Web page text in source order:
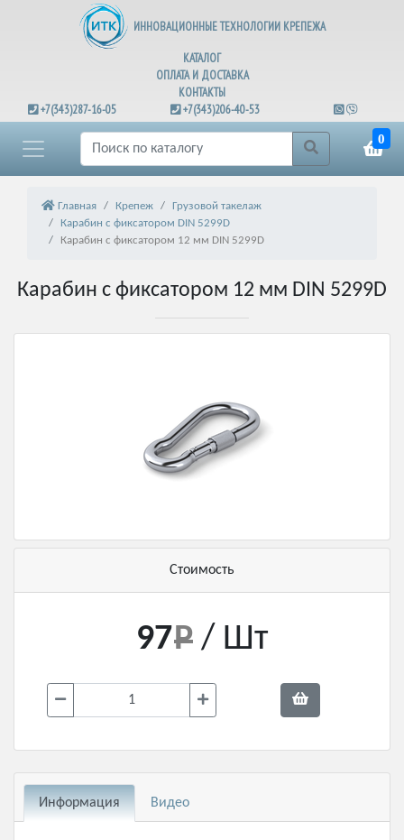
ИННОВАЦИОННЫЕ ТЕХНОЛОГИИ КРЕПЕЖА
КАТАЛОГ
ОПЛАТА И ДОСТАВКА
КОНТАКТЫ
+7(343)287-16-05
+7(343)206-40-53
0
Главная Крепеж
Грузовой такелаж
Карабин с фиксатором DIN 5299D
Карабин с фиксатором 12 мм DIN 5299D
Карабин с фиксатором 12 мм DIN 5299D
Стоимость
97 / Шт
Информация Видео